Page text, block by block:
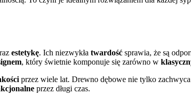
estetykę. Ich niezwykła twardość sprawia, że są
, który świetnie komponuje się zarówno w
przez wiele lat. Drewno dębowe nie tylko
przez długi czas.